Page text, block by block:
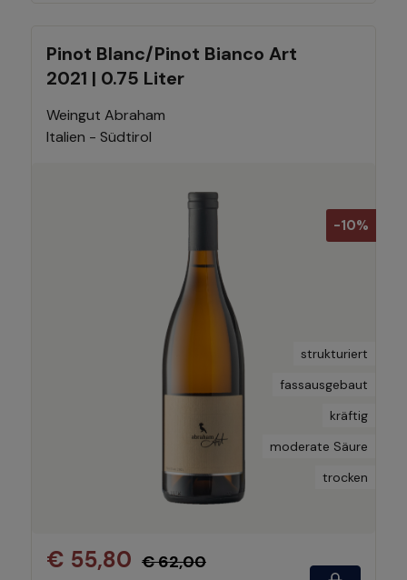
Pinot Blanc/Pinot Bianco Art
2021 | 0.75 Liter
Weingut Abraham
Italien - Südtirol
-10%
strukturiert
fassausgebaut
kräftig
moderate Säure
trocken
€ 55,80 € 62,00